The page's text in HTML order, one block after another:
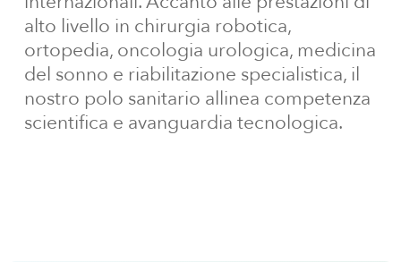
alto livello in chirurgia robotica,
ortopedia, oncologia urologica, medicina
del sonno e riabilitazione specialistica, il
nostro polo sanitario allinea competenza
scientifica e avanguardia tecnologica.